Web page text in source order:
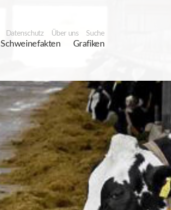
Datenschutz Über uns Suche
Schweinefakten Grafiken